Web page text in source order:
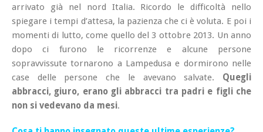
arrivato già nel nord Italia. Ricordo le difficoltà nello
spiegare i tempi d’attesa, la pazienza che ci è voluta. E poi i
momenti di lutto, come quello del 3 ottobre 2013. Un anno
dopo ci furono le ricorrenze e alcune persone
sopravvissute tornarono a Lampedusa e dormirono nelle
case delle persone che le avevano salvate. Quegli
abbracci, giuro, erano gli abbracci tra padri e figli che
non si vedevano da mesi.